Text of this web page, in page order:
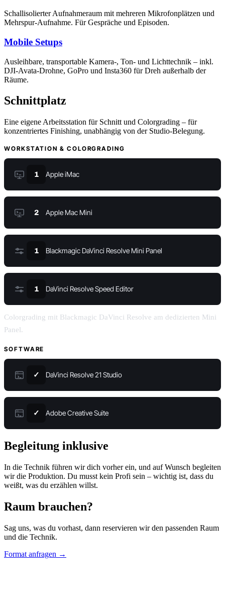
Schallisolierter Aufnahmeraum mit mehreren Mikrofonplätzen und
Mehrspur-Aufnahme. Für Gespräche und Episoden.
Mobile Setups
Ausleihbare, transportable Kamera-, Ton- und Lichttechnik – inkl.
DJI-Avata-Drohne, GoPro und Insta360 für Dreh außerhalb der
Räume.
Schnittplatz
Eine eigene Arbeitsstation für Schnitt und Colorgrading – für
konzentriertes Finishing, unabhängig von der Studio-Belegung.
WORKSTATION & COLORGRADING
1 Apple iMac
2 Apple Mac Mini
1 Blackmagic DaVinci Resolve Mini Panel
1 DaVinci Resolve Speed Editor
Colorgrading mit Blackmagic DaVinci Resolve am dedizierten Mini
Panel.
SOFTWARE
✓ DaVinci Resolve 21 Studio
✓ Adobe Creative Suite
Begleitung inklusive
In die Technik führen wir dich vorher ein, und auf Wunsch begleiten
wir die Produktion. Du musst kein Profi sein – wichtig ist, dass du
weißt, was du erzählen willst.
Raum brauchen?
Sag uns, was du vorhast, dann reservieren wir den passenden Raum
und die Technik.
Format anfragen →